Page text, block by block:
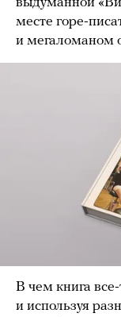
месте горе-
и мегаломаном
В чем книга
и используя